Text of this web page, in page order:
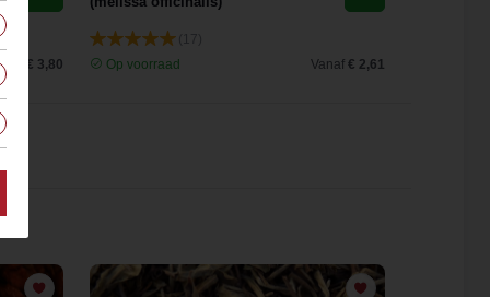
€ 3,80
Op voorraad
Vanaf € 2,61